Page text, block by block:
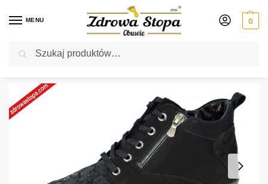
MENU 0
Rabat ⚡ 5% kod: ZDROWASTOPA (na obuwie poza promocją)